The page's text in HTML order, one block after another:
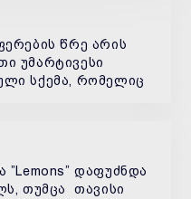
წრე არის
უმარტივესი
სქემა, რომელიც
”Lemons” დაფუძნდა
თუმცა თავისი